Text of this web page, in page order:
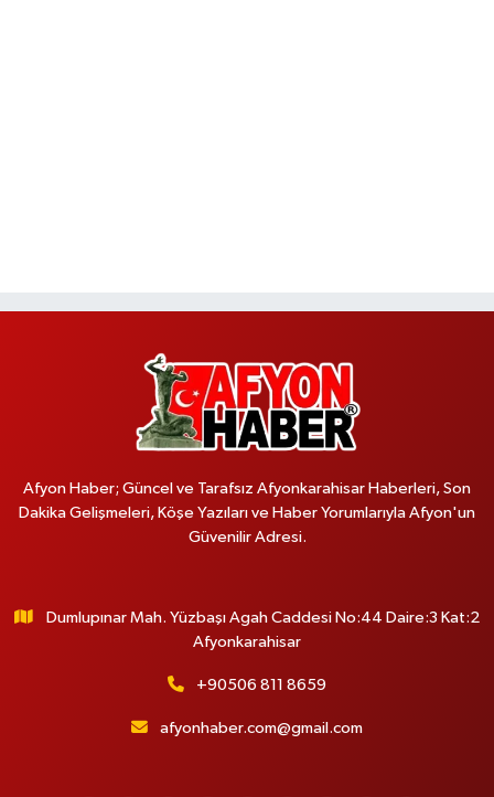
Afyon Haber; Güncel ve Tarafsız Afyonkarahisar Haberleri, Son
Dakika Gelişmeleri, Köşe Yazıları ve Haber Yorumlarıyla Afyon'un
Güvenilir Adresi.
Dumlupınar Mah. Yüzbaşı Agah Caddesi No:44 Daire:3 Kat:2
Afyonkarahisar
+90506 811 8659
afyonhaber.com@gmail.com